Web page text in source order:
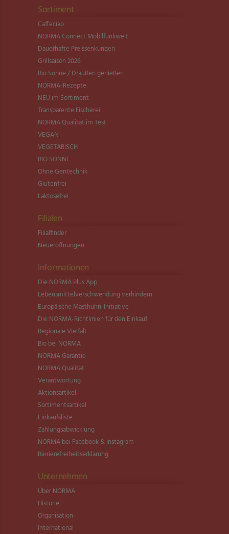
Sortiment
Caffeciao
NORMA Connect Mobilfunkwelt
Dauerhafte Preissenkungen
Grillsaison 2026
Bio Sonne / Draußen genießen
NORMA-Rezepte
NEU im Sortiment
Transparente Fischerei
NORMA Qualität im Test
VEGAN
VEGETARISCH
BIO SONNE
Ohne Gentechnik
Glutenfrei
Laktosefrei
Filialen
Filialfinder
Neueröffnungen
Informationen
Die NORMA Plus App
Lebensmittel­verschwendung verhindern
Europäische Masthuhn-Initiative
Die NORMA-Richtlinien für den Einkauf
Regionale Vielfalt
Bio bei NORMA
NORMA Garantie
NORMA Qualität
Verantwortung
Aktionsartikel
Sortimentsartikel
Einkaufsliste
Zahlungsabwicklung
NORMA bei Facebook & Instagram
Barrierefreiheitserklärung
Unternehmen
Über NORMA
Historie
Organisation
International